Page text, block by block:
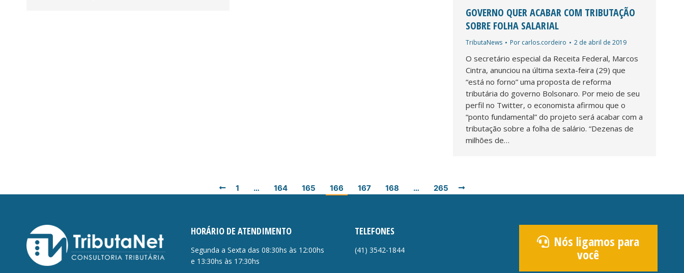
GOVERNO QUER ACABAR COM TRIBUTAÇÃO
SOBRE FOLHA SALARIAL
TributaNews Por carlos.cordeiro 2 de abril de 2019
O secretário especial da Receita Federal, Marcos
Cintra, anunciou na última sexta-feira (29) que
“está no forno” uma proposta de reforma
tributária do governo Bolsonaro. Por meio de seu
perfil no Twitter, o economista afirmou que o
“ponto fundamental” do projeto será acabar com a
tributação sobre a folha de salário. “Dezenas de
milhões de…
1 … 164 165 166 167 168 … 265
HORÁRIO DE ATENDIMENTO
Segunda a Sexta das 08:30hs às 12:00hs
e 13:30hs às 17:30hs
TELEFONES
(41) 3542-1844
Nós ligamos para
você